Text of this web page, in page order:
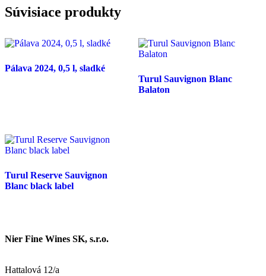
Súvisiace produkty
Pálava 2024, 0,5 l, sladké
Turul Sauvignon Blanc
Balaton
Turul Reserve Sauvignon
Blanc black label
Nier Fine Wines SK, s.r.o.
Hattalová 12/a